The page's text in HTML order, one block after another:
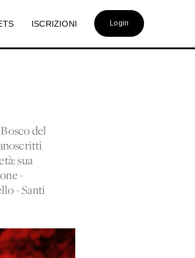
ISCRIZIONI Login
del
sua
-
- Santi